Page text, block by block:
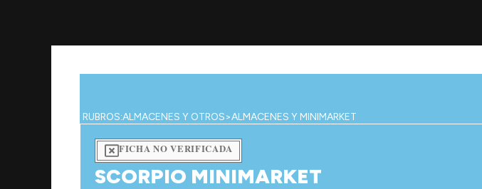
contenido
RUBROS:ALMACENES Y OTROS>ALMACENES Y MINIMARKET
FICHA NO VERIFICADA
SCORPIO MINIMARKET